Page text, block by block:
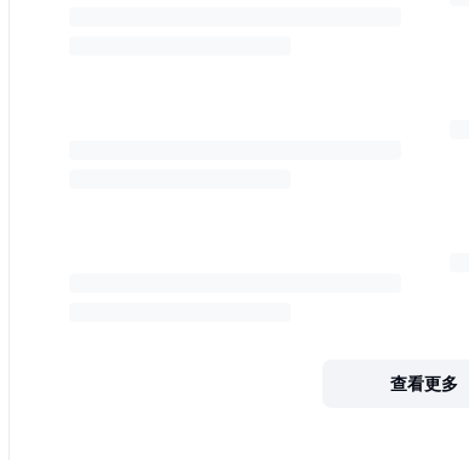
查看更多